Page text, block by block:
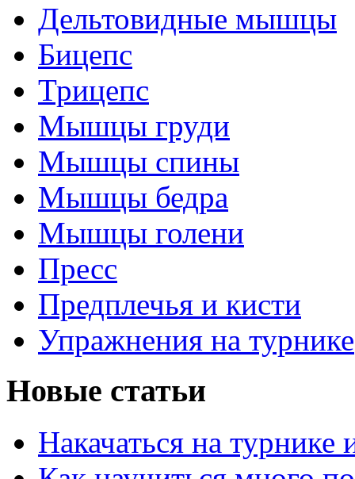
Дельтовидные мышцы
Бицепс
Трицепс
Мышцы груди
Мышцы спины
Мышцы бедра
Мышцы голени
Пресс
Предплечья и кисти
Упражнения на турнике
Новые статьи
Накачаться на турнике